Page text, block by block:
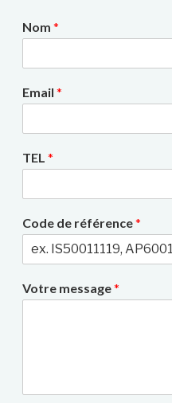
Nom *
Email *
TEL *
Code de référence*
Votre message*